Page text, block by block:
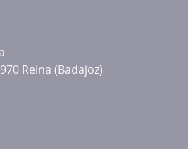
Reina (Badajoz)